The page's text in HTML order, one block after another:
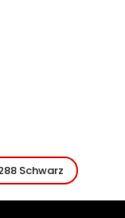
Schwarz